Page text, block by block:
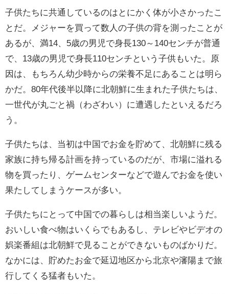
子供たちに共通しているのはとにかく体が小さかったこ
とだ。メジャーを買って数人の子供の背を測ったことが
あるが、満14 5歳の男児で身長130～ 140センチが普通
で、 13歳の男児で身長110センチという子供もいた。原
因は、もちろん幼少時からの栄養不足にあることは明ら
かだ。 80年代後半以降に北朝鮮に生まれた子供たちは、
一世代が丸ごと禍（わざわい）に遭遇したといえるだろ
う。
子供たちは、当初は中国でお金を貯めて、北朝鮮に残る
家族に持ち帰る計画を持っているのだが、市場に溢れる
物を買ったり、ゲームセンターなどで遊んでお金を使い
果たしてしまうケースが多い。
子供たちにとって中国での暮らしは相当楽しいようだ。
おいしい食べ物はいくらでもあるし、テレビやビデオの
娯楽番組は北朝鮮で見ることができないものばかりだ。
なかには、貯めたお金で延辺地区から北京や瀋陽まで旅
行してくる猛者もいた。